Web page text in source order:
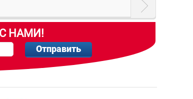
НАМИ!
Отправить